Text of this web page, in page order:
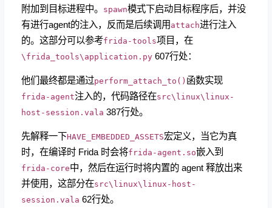
附加到目标进程中。 spawn模式下启动目标程序后，并没
有进行agent的注入，反而是后续调用attach进行注入
的。这部分可以参考frida-tools项目，在
\frida_tools\application.py 607行处：
他们最终都是通过perform_attach_to() 函数实现
frida-agent注入的，代码路径在src\linux\linux-
host-session.vala 387行处。
先解释一下HAVE_EMBEDDED_ASSETS宏定义，当它为真
时，在编译时 Frida 时会将frida-agent.so嵌入到
frida-core中，然后在运行时将内置的 agent 释放出来
并使用，这部分在src\linux\linux-host-
session.vala 62行处。